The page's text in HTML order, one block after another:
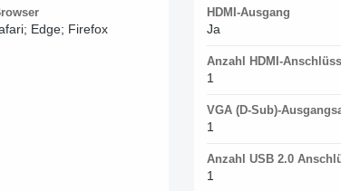
Edge; Firefox
HDMI-Ausgang
Ja
Anzahl HDMI-
1
VGA (D-Sub)-
1
Anzahl USB 2.0
1